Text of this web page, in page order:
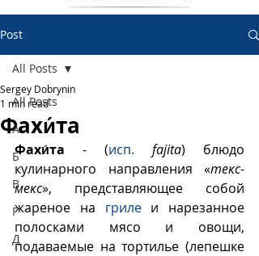
Post
All Posts
А
Б
В
Г
Д
All Posts
Фахи́та
Sergey Dobrynin
1 min read
Фахи́та - (исп. fajita) блюдо
кулинарного направления «текс-
мекс», представляющее собой
жареное на гриле и нарезанное
полосками мясо и овощи,
подаваемые на тортилье (лепешке